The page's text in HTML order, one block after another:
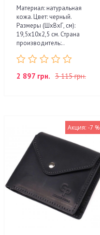
Материал: натуральная
кожа. Цвет: черный.
Размеры (ШхВхГ, см):
19,5х10х2,5 см. Страна
производитель:..
2 897 грн. 3 115 грн.
Акция: -7 %